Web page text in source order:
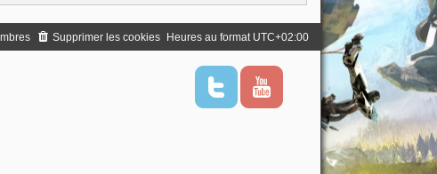
Heures au format UTC+02:00
Supprimer les cookies
T
i
Y
u